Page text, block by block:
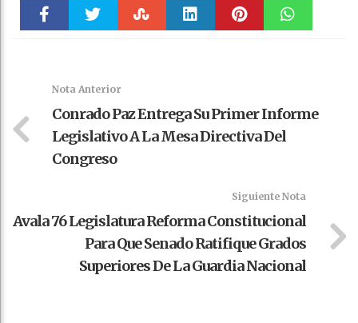
Nota Anterior
Conrado Paz Entrega Su Primer Informe
Legislativo A La Mesa Directiva Del
Congreso
Siguiente Nota
Avala 76 Legislatura Reforma Constitucional
Para Que Senado Ratifique Grados
Superiores De La Guardia Nacional